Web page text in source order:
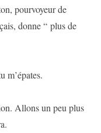
pourvoyeur de
donne“ plus de
m’épates.
Allons un peu plus